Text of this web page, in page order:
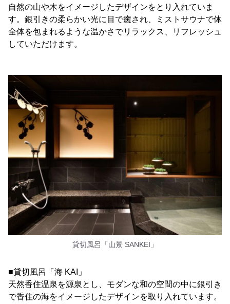
自然の山や木をイメージしたデザインをとり入れていま
す。銀引きの柔らかい光に目で癒され、ミストサウナで体
全体を包まれるような温かさでリラックス、リフレッシュ
していただけます。
貸切風呂「山景 SANKEI」
■貸切風呂「海 KAI」
天然香住温泉を源泉とし、モダンな和の空間の中に銀引き
で香住の海をイメージしたデザインを取り入れています。